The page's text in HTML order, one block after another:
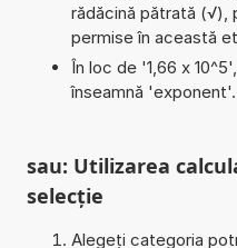
rădăcină pătrată (√),
permise în această
În loc de '1,66 x
înseamnă 'exponent'.
sau: Utilizarea
selecție
Alegeți categoria